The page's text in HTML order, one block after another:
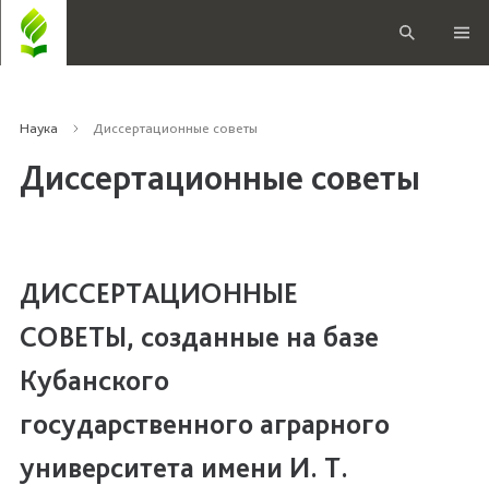
Наука Диссертационные советы
Диссертационные советы
ДИССЕРТАЦИОННЫЕ
СОВЕТЫ, созданные на базе
Кубанского
государственного аграрного
университета имени И. Т.